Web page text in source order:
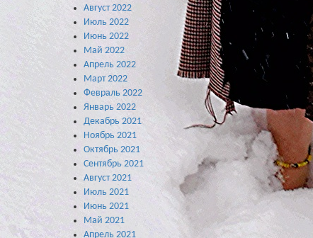
Август 2022
Июль 2022
Июнь 2022
Май 2022
Апрель 2022
Март 2022
Февраль 2022
Январь 2022
Декабрь 2021
Ноябрь 2021
Октябрь 2021
Сентябрь 2021
Август 2021
Июль 2021
Июнь 2021
Май 2021
Апрель 2021